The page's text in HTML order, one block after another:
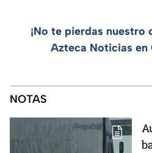
¡No te pierdas nuestro
Azteca Noticias en
NOTAS